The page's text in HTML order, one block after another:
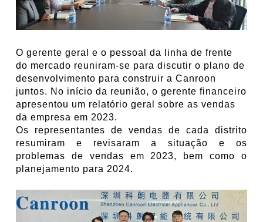
O gerente geral e o pessoal da linha de frente
do mercado reuniram-se para discutir o plano de
desenvolvimento para construir a Canroon
juntos. No início da reunião, o gerente financeiro
apresentou um relatório geral sobre as vendas
da empresa em 2023.
Os representantes de vendas de cada distrito
resumiram e revisaram a situação e os
problemas de vendas em 2023, bem como o
planejamento para 2024.